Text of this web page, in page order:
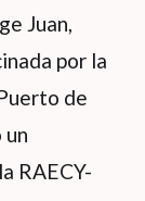
Juan,
por la
de
un
RAECY-